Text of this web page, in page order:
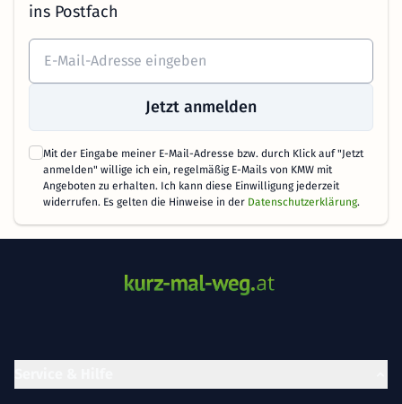
ins Postfach
Jetzt anmelden
Mit der Eingabe meiner E-Mail-Adresse bzw. durch Klick auf "Jetzt
anmelden" willige ich ein, regelmäßig E-Mails von KMW mit
Angeboten zu erhalten. Ich kann diese Einwilligung jederzeit
widerrufen. Es gelten die Hinweise in der Datenschutzerklärung.